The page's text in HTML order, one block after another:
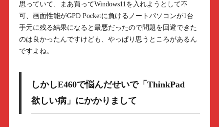
思っていて、まあ買ってWindows11を入れようとして不
可、画面性能がGPD Pocketに負けるノートパソコンが1台
手元に残る結果になると最悪だったので問題を回避できた
のは良かったんですけども、やっぱり思うところがあるん
ですよね。
しかしE460で悩んだせいで「ThinkPad
欲しい病」にかかりまして